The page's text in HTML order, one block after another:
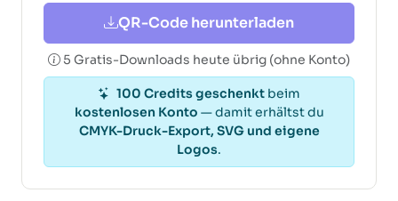
QR-Code herunterladen
5 Gratis-Downloads heute übrig (ohne Konto)
100 Credits geschenkt beim
kostenlosen Konto — damit erhältst du
CMYK-Druck-Export, SVG und eigene
Logos.